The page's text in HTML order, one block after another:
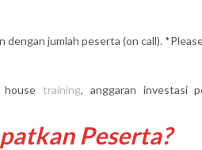
jumlah peserta (on call).
house training, anggaran investasi
Peserta?